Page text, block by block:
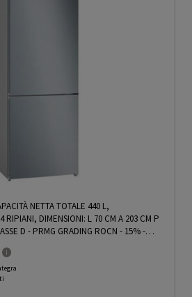
NETTA TOTALE 440 L,
RIPIANI, DIMENSIONI: L 70 CM A 203 CM P
D - PRMG GRADING ROCN - 15%-